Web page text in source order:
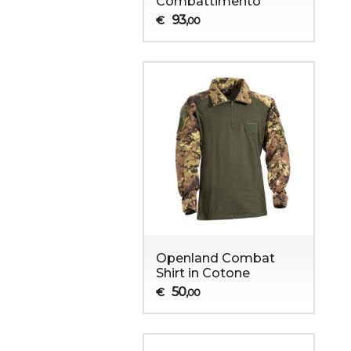
€ 93,00
Openland Combat
Shirt in Cotone
€ 50,00